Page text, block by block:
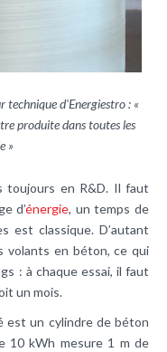
technique d'Energiestro : «
produite dans toutes les
»
toujours en R&D. Il faut
d’énergie, un temps de
est classique. D’autant
volants en béton, ce qui
: à chaque essai, il faut
un mois.
est un cylindre de béton
10 kWh mesure 1 m de